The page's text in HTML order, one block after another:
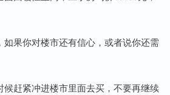
果你对楼市还有信心，或者说你还需
赶紧冲进楼市里面去买，不要再继续